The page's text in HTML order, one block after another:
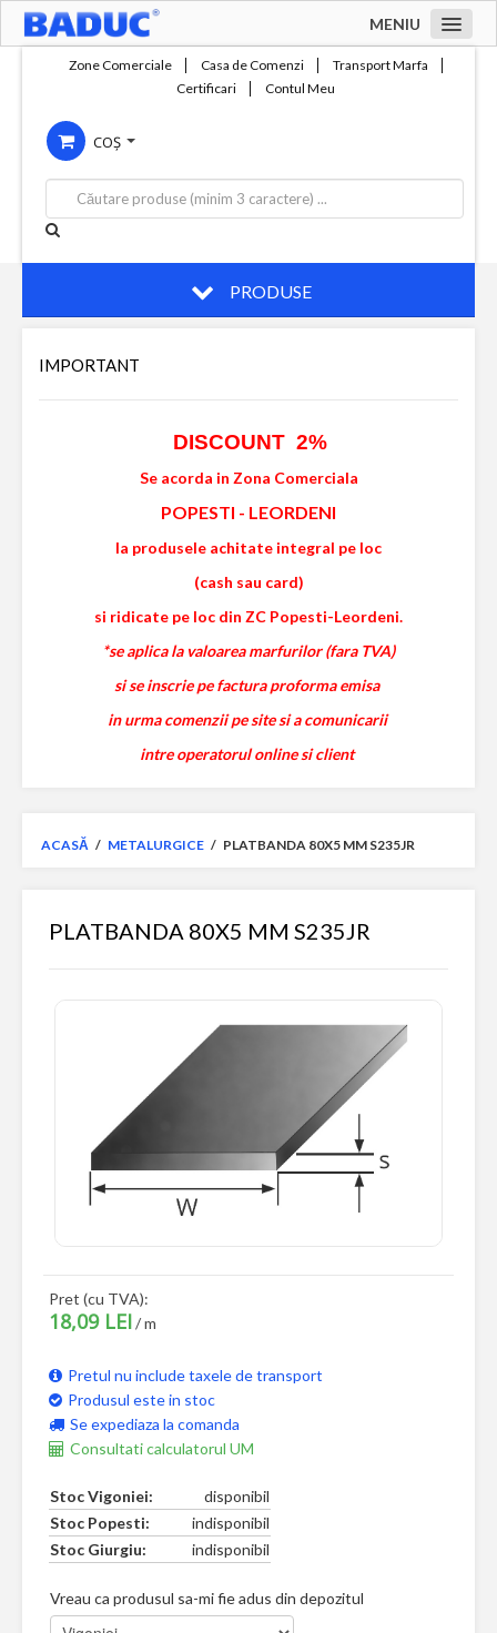
MENIU
Compania
Servicii
Productie
Contact
Zone Comerciale Casa de Comenzi
Transport Marfa
Certificari
Contul Meu
COȘ
PRODUSE
IMPORTANT
DISCOUNT 2%
Se acorda in Zona Comerciala
POPESTI - LEORDENI
la produsele achitate integral pe loc
(cash sau card)
si ridicate pe loc din ZC Popesti-Leordeni.
*se aplica la valoarea marfurilor (fara TVA)
si se inscrie pe factura proforma emisa
in urma comenzii pe site si a comunicarii
intre operatorul online si client
ACASĂ / METALURGICE / PLATBANDA 80X5 MM S235JR
PLATBANDA 80X5 MM S235JR
Pret (cu TVA):
18,09 LEI/ m
Pretul nu include taxele de transport
Produsul este in stoc
Se expediaza la comanda
Consultati calculatorul UM
Stoc Vigoniei:
disponibil
Stoc Popesti:
indisponibil
Stoc Giurgiu:
indisponibil
Vreau ca produsul sa-mi fie adus din depozitul